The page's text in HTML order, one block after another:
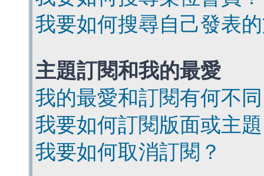
我要如何搜尋自己發表
主題訂閱和我的最愛
我的最愛和訂閱有何不
我要如何訂閱版面或主
我要如何取消訂閱？